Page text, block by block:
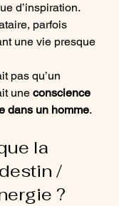
d’inspiration.
parfois
une vie presque
pas qu’un
une conscience
dans un homme.
/
?